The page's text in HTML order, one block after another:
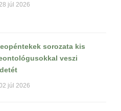
júl 2026
sorozata kis
veszi
júl 2026